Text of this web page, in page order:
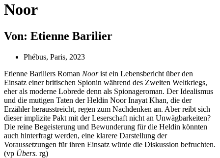
Noor
Von: Etienne Barilier
Phébus, Paris, 2023
Etienne Bariliers Roman Noorist ein Lebensbericht über den
Einsatz einer britischen Spionin während des Zweiten Weltkriegs,
eher als moderne Lobrede denn als Spionageroman. Der Idealismus
und die mutigen Taten der Heldin Noor Inayat Khan, die der
Erzähler herausstreicht, regen zum Nachdenken an. Aber reibt sich
dieser implizite Pakt mit der Leserschaft nicht an Unwägbarkeiten?
Die reine Begeisterung und Bewunderung für die Heldin könnten
auch hinterfragt werden, eine klarere Darstellung der
Voraussetzungen für ihren Einsatz würde die Diskussion befruchten.
(vp Übers. rg)